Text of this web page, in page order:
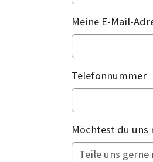
Meine E-Mail-
Telefonnummer
Möchtest du